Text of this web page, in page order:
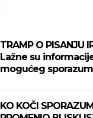
TRAMP O PISANJU
Lažne su
mogućeg
KO KOČI